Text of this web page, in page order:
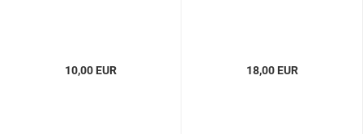
10,00 EUR 18,00 EUR